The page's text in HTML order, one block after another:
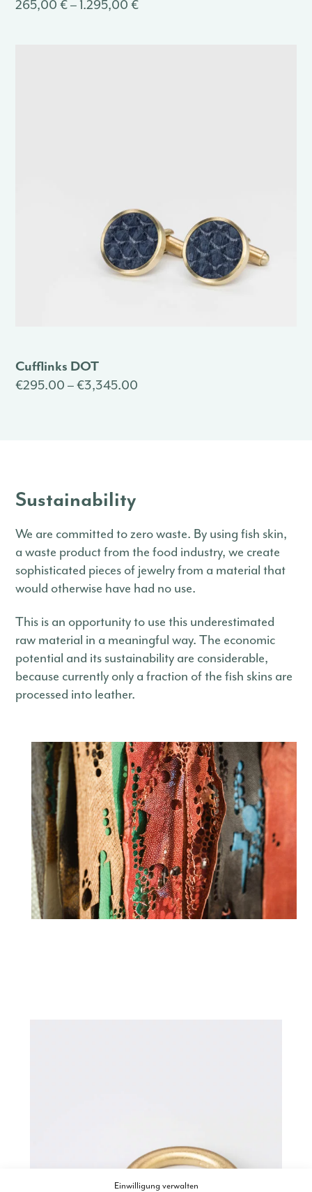
Einwilligung verwalten
265,00 € – 1.295,00 €
Cufflinks DOT
€295.00 – €3,345.00
Sustainability
We are committed to zero waste. By using fish skin,
a waste product from the food industry, we create
sophisticated pieces of jewelry from a material that
would otherwise have had no use.
This is an opportunity to use this underestimated
raw material in a meaningful way. The economic
potential and its sustainability are considerable,
because currently only a fraction of the fish skins are
processed into leather.